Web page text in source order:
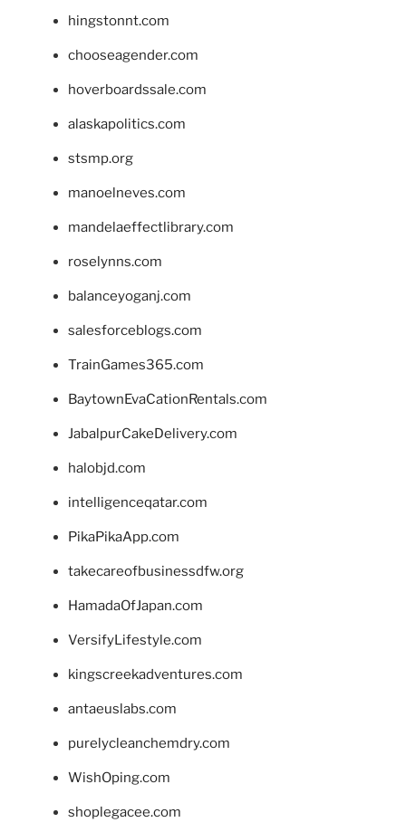
hingstonnt.com
chooseagender.com
hoverboardssale.com
alaskapolitics.com
stsmp.org
manoelneves.com
mandelaeffectlibrary.com
roselynns.com
balanceyoganj.com
salesforceblogs.com
TrainGames365.com
BaytownEvaCationRentals.com
JabalpurCakeDelivery.com
halobjd.com
intelligenceqatar.com
PikaPikaApp.com
takecareofbusinessdfw.org
HamadaOfJapan.com
VersifyLifestyle.com
kingscreekadventures.com
antaeuslabs.com
purelycleanchemdry.com
WishOping.com
shoplegacee.com